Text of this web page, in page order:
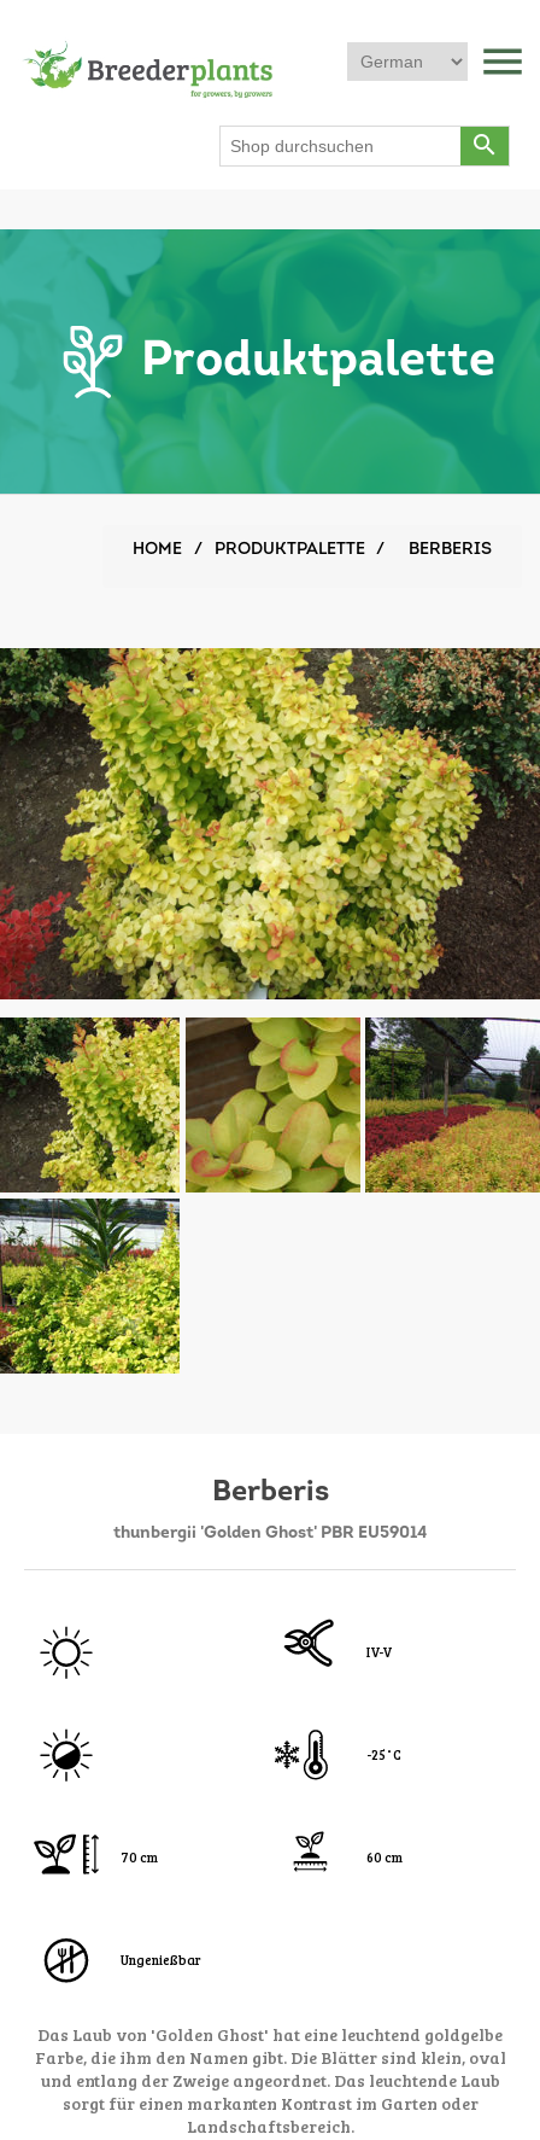
menu
search
Produktpalette
HOME / PRODUKTPALETTE / BERBERIS
Berberis
thunbergii 'Golden Ghost' PBR EU59014
IV-V
-25˚C
70 cm 60 cm
Ungenießbar
Das Laub von 'Golden Ghost' hat eine leuchtend goldgelbe
Farbe, die ihm den Namen gibt. Die Blätter sind klein, oval
und entlang der Zweige angeordnet. Das leuchtende Laub
sorgt für einen markanten Kontrast im Garten oder
Landschaftsbereich.